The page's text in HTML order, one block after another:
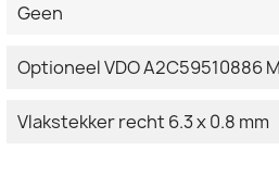
Geen
Optioneel VDO A2C59510886
Vlakstekker recht 6.3 x 0.8 mm